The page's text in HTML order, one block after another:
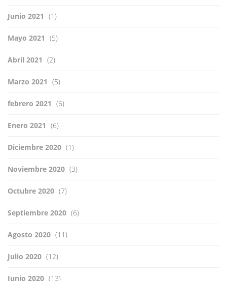
Junio 2021 (1)
Mayo 2021 (5)
Abril 2021 (2)
Marzo 2021 (5)
febrero 2021 (6)
Enero 2021 (6)
Diciembre 2020 (1)
Noviembre 2020 (3)
Octubre 2020 (7)
Septiembre 2020 (6)
Agosto 2020 (11)
Julio 2020 (12)
Junio 2020 (13)